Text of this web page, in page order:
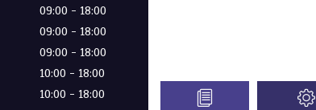
09:00
18:00
09:00
18:00
09:00
18:00
10:00
18:00
10:00 18:00